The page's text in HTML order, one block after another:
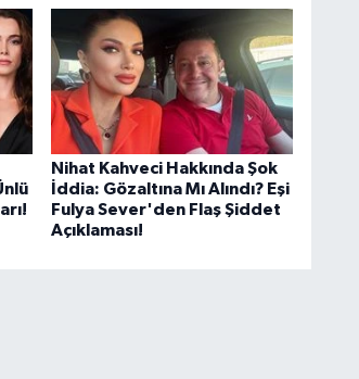
Nihat Kahveci Hakkında Şok
İddia: Gözaltına Mı Alındı? Eşi
Fulya Sever'den Flaş Şiddet
Açıklaması!